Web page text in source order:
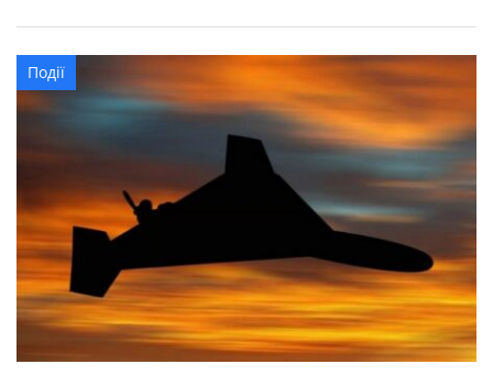
Дубовиківській громаді вдарили FPV. На щастя, ніхто не
постраждав.
Події